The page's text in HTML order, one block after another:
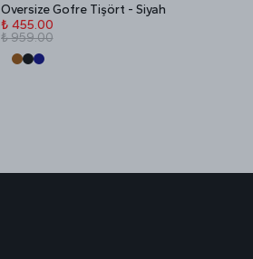
İNDİRİM
Oversize Gofre Tişört - Siyah
₺ 455.00
₺ 959.00